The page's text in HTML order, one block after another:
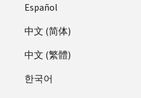
Español
中文 (简体)
中文 (繁體)
한국어